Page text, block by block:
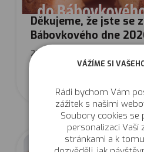
VÁŽÍME SI
Rádi bychom Vám
zážitek s našimi
Soubory cookies se
personalizaci Vaší
stránkami a k
Děkujeme, že jste se
Bábovkového dne
22. 6. 2026